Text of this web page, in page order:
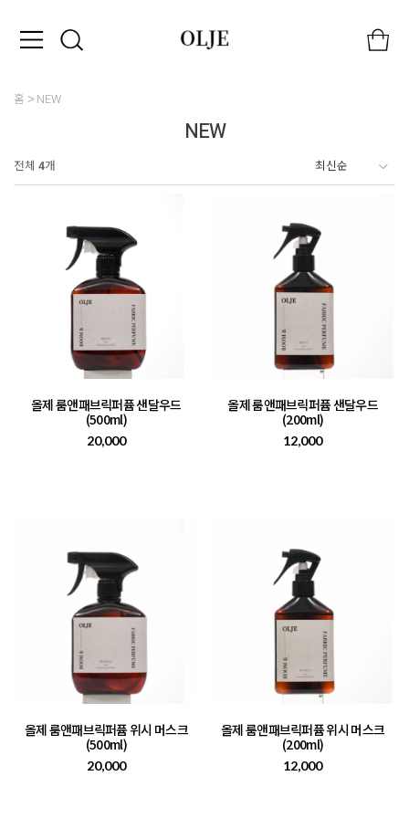
홈 NEW
NEW
전체 4개
올제 룸앤패브릭퍼퓸 샌달우드
(500ml)
20,000
올제 룸앤패브릭퍼퓸 샌달우드
(200ml)
12,000
올제 룸앤패브릭퍼퓸 위시 머스크
(500ml)
20,000
올제 룸앤패브릭퍼퓸 위시 머스크
(200ml)
12,000